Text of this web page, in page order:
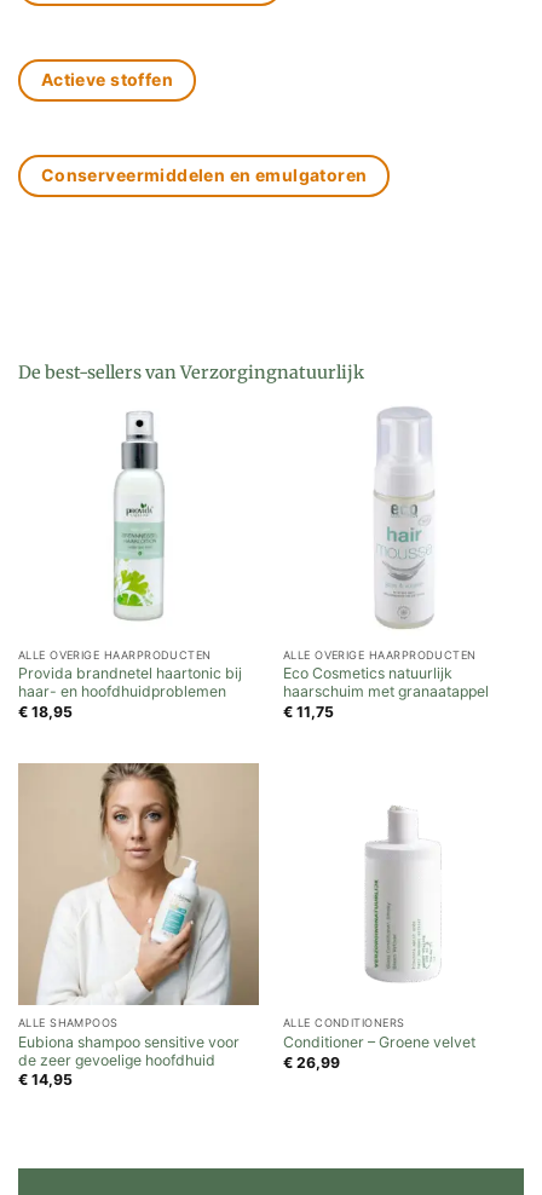
Actieve stoffen
Conserveermiddelen en emulgatoren
De best-sellers van Verzorgingnatuurlijk
ALLE OVERIGE HAARPRODUCTEN
Provida brandnetel haartonic bij
haar- en hoofdhuidproblemen
€18,95
ALLE OVERIGE HAARPRODUCTEN
Eco Cosmetics natuurlijk
haarschuim met granaatappel
€11,75
ALLE SHAMPOOS
Eubiona shampoo sensitive voor
de zeer gevoelige hoofdhuid
€14,95
ALLE CONDITIONERS
Conditioner – Groene velvet
€26,99